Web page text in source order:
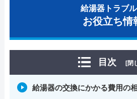
給湯器トラブ
お役立ち情
目次 [閉
給湯器の交換にかかる費用の